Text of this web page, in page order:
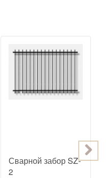
Сварной забор SZ-
2